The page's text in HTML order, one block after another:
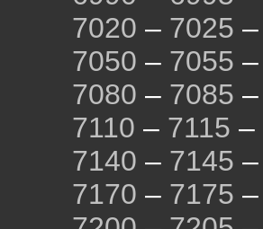
7020 – 7025 –
7050 – 7055 –
7080 – 7085 –
7110 – 7115 –
7140 – 7145 –
7170 – 7175 –